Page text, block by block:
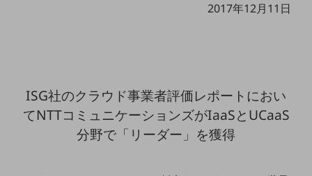
Smart Mobility
Smart Worksite
生成AI(Generative AI)
地域の取り組み
2017年12月11日
ISG社のクラウド事業者評価レポートにおい
てNTTコミュニケーションズがIaaSとUCaaS
分野で「リーダー」を獲得